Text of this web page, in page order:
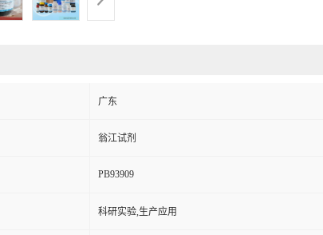
广东
翁江试剂
PB93909
科研实验,生产应用